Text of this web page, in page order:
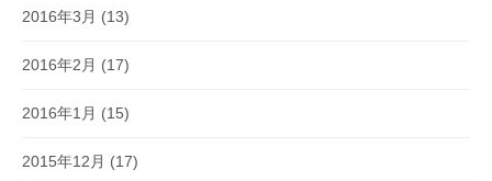
2016年3月 (13)
2016年2月 (17)
2016年1月 (15)
2015年12月 (17)